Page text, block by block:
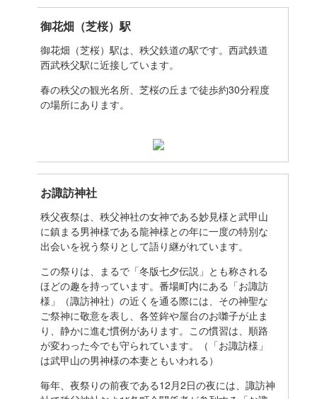
御花畑（芝桜）駅
御花畑（芝桜）駅は、秩父鉄道の駅です。西武鉄道
西武秩父駅に近接しています。
春の秩父の観光名所、芝桜の丘まで徒歩約30分程度
の場所にあります。
お諏訪神社
秩父夜祭は、秩父神社の女神である妙見様と武甲山
に鎮まる男神様である龍神様との年に一度の特別な
出会いを祝う祭りとして語り継がれています。
この祭りは、まるで「冬版七夕伝説」とも称される
ほどの趣を持っています。番場町内にある「お諏訪
様」（諏訪神社）の近くを通る際には、その神聖な
ご祭神に敬意を表し、各笠鉾や屋台のお囃子が止ま
り、静かに進む慣例があります。この慣習は、順路
が変わった今でも守られています。（「お諏訪様」
は武甲山の男神様の本妻ともいわれる）
毎年、夜祭りの前夜である12月2日の夜には、諏訪神